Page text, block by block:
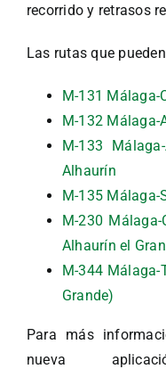
recorrido y retrasos
Las rutas que
M-131 Málaga-
M-132 Málaga-
M-133
Alhaurín
M-135 Málaga-
M-230
Alhaurín el
M-344 Málaga-
Grande)
Para más
nueva